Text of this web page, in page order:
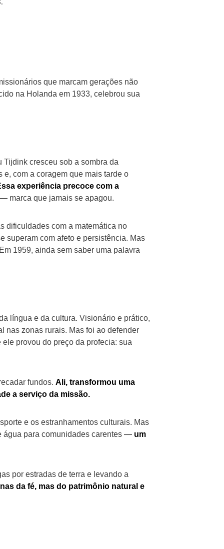
que marcam gerações não
na Holanda em 1933, celebrou sua
cresceu sob a sombra da
com a coragem que mais tarde o
experiência precoce com a
marca que jamais se apagou.
dificuldades com a matemática no
superam com afeto e persistência. Mas
1959, ainda sem saber uma palavra
língua e da cultura. Visionário e prático,
zonas rurais. Mas foi ao defender
provou do preço da profecia: sua
fundos. Ali, transformou uma
a serviço da missão.
e os estranhamentos culturais. Mas
água para comunidades carentes — um
por estradas de terra e levando a
da fé, mas do patrimônio natural e